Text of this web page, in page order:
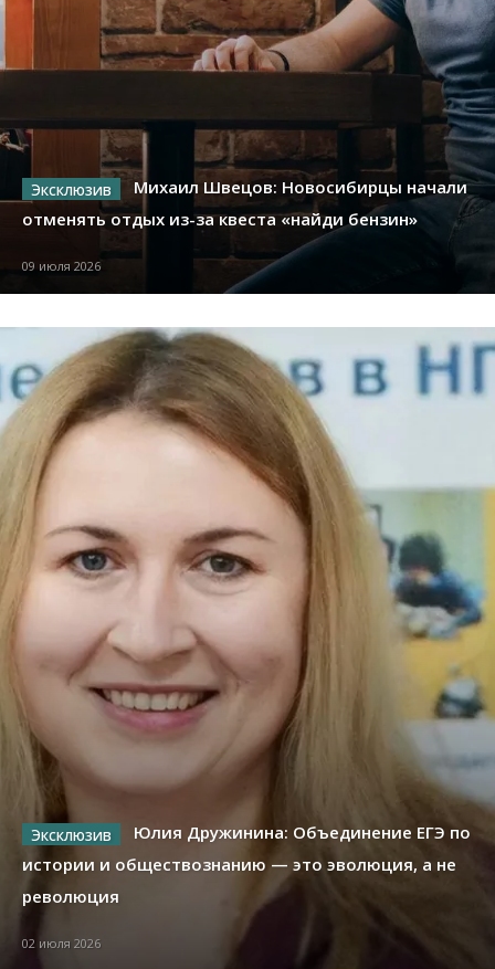
Михаил Швецов: Новосибирцы начали
отменять отдых из-за квеста «найди бензин»
09 июля 2026
Юлия Дружинина: Объединение ЕГЭ по
истории и обществознанию — это эволюция, а не
революция
02 июля 2026